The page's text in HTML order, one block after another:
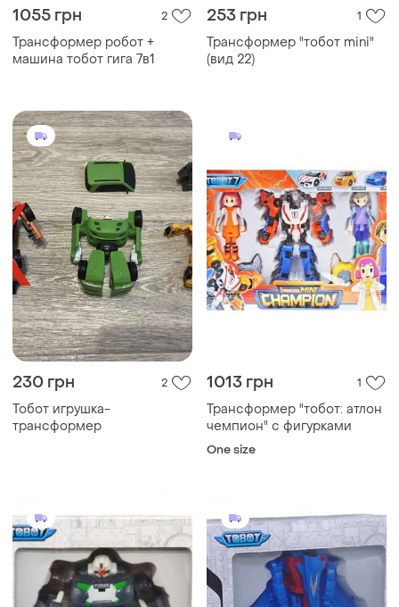
1055 грн 2
Трансформер робот +
машина тобот гига 7в1
253 грн 1
Трансформер "тобот mini"
(вид 22)
230 грн 2
Тобот игрушка-
трансформер
1013 грн 1
Трансформер "тобот: атлон
чемпион" с фигурками
One size